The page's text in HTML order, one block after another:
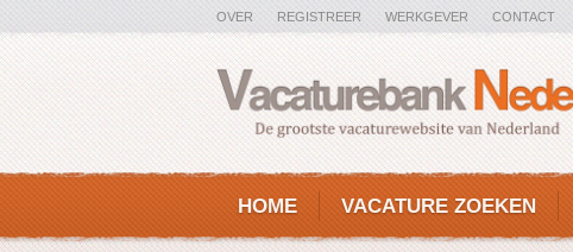
OVER REGISTREER WERKGEVER CONTACT
HOME VACATURE ZOEKEN